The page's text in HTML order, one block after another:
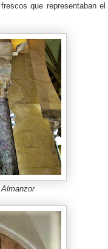
que representaban el